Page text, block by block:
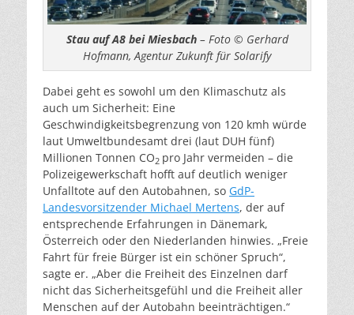
Stau auf A8 bei Miesbach– Foto © Gerhard
Hofmann, Agentur Zukunft für Solarify
Dabei geht es sowohl um den Klimaschutz als
auch um Sicherheit: Eine
Geschwindigkeitsbegrenzung von 120 kmh würde
laut Umweltbundesamt drei (laut DUH fünf)
Millionen Tonnen CO2 pro Jahr vermeiden – die
Polizeigewerkschaft hofft auf deutlich weniger
Unfalltote auf den Autobahnen, so GdP-
Landesvorsitzender Michael Mertens, der auf
entsprechende Erfahrungen in Dänemark,
Österreich oder den Niederlanden hinwies. „Freie
Fahrt für freie Bürger ist ein schöner Spruch“,
sagte er. „Aber die Freiheit des Einzelnen darf
nicht das Sicherheitsgefühl und die Freiheit aller
Menschen auf der Autobahn beeinträchtigen.“